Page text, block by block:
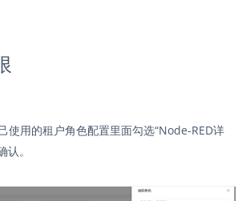
使用的租户角色配置里面勾选“Node-RED详
认。